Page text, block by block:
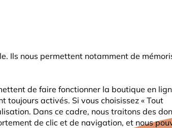
Ils nous permettent notamment de
de faire fonctionner la boutique en
toujours activés. Si vous choisissez « Tout
Dans ce cadre, nous traitons des
de clic et de navigation, et nous
ENFANTS CADEAUX